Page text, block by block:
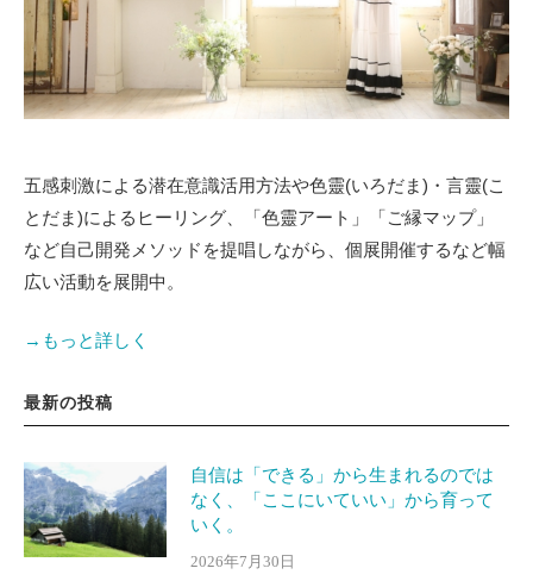
五感刺激による潜在意識活用方法や色靈(いろだま)・言靈(こ
とだま)によるヒーリング、「色靈アート」「ご縁マップ」
など自己開発メソッドを提唱しながら、個展開催するなど幅
広い活動を展開中。
→もっと詳しく
最新の投稿
自信は「できる」から生まれるのでは
なく、「ここにいていい」から育って
いく。
2026年7月30日